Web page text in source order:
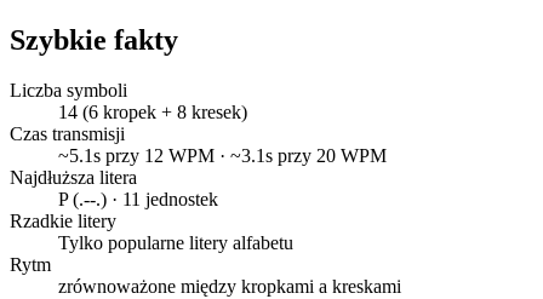
Szybkie fakty
Liczba symboli
14 (6 kropek + 8 kresek)
Czas transmisji
~5.1s przy 12 WPM · ~3.1s przy 20 WPM
Najdłuższa litera
P (.--.) · 11 jednostek
Rzadkie litery
Tylko popularne litery alfabetu
Rytm
zrównoważone między kropkami a kreskami